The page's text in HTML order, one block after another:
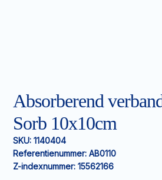
Absorberend
Sorb 10x10cm
SKU: 1140404
Referentienummer: AB0110
Z-indexnummer: 15562166